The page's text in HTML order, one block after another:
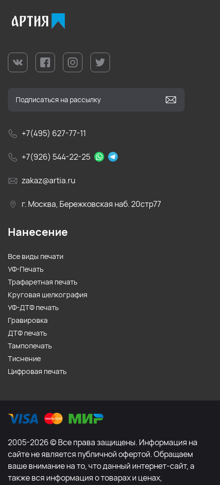
+7(495) 627-77-11
+7(926) 544-22-25
zakaz@artia.ru
г. Москва, Бережковская наб. 20стр77
Нанесение
Все виды печати
УФ-Печать
Трафаретная печать
Круговая шелкография
УФ-ДТФ печать
Гравировка
ДТФ печать
Тампопечать
Тиснение
Цифровая печать
2005-2026 © Все права защищены. Информация на
сайте не является публичной офертой. Обращаем
ваше внимание на то, что данный интернет-сайт, а
также вся информация о товарах и ценах,